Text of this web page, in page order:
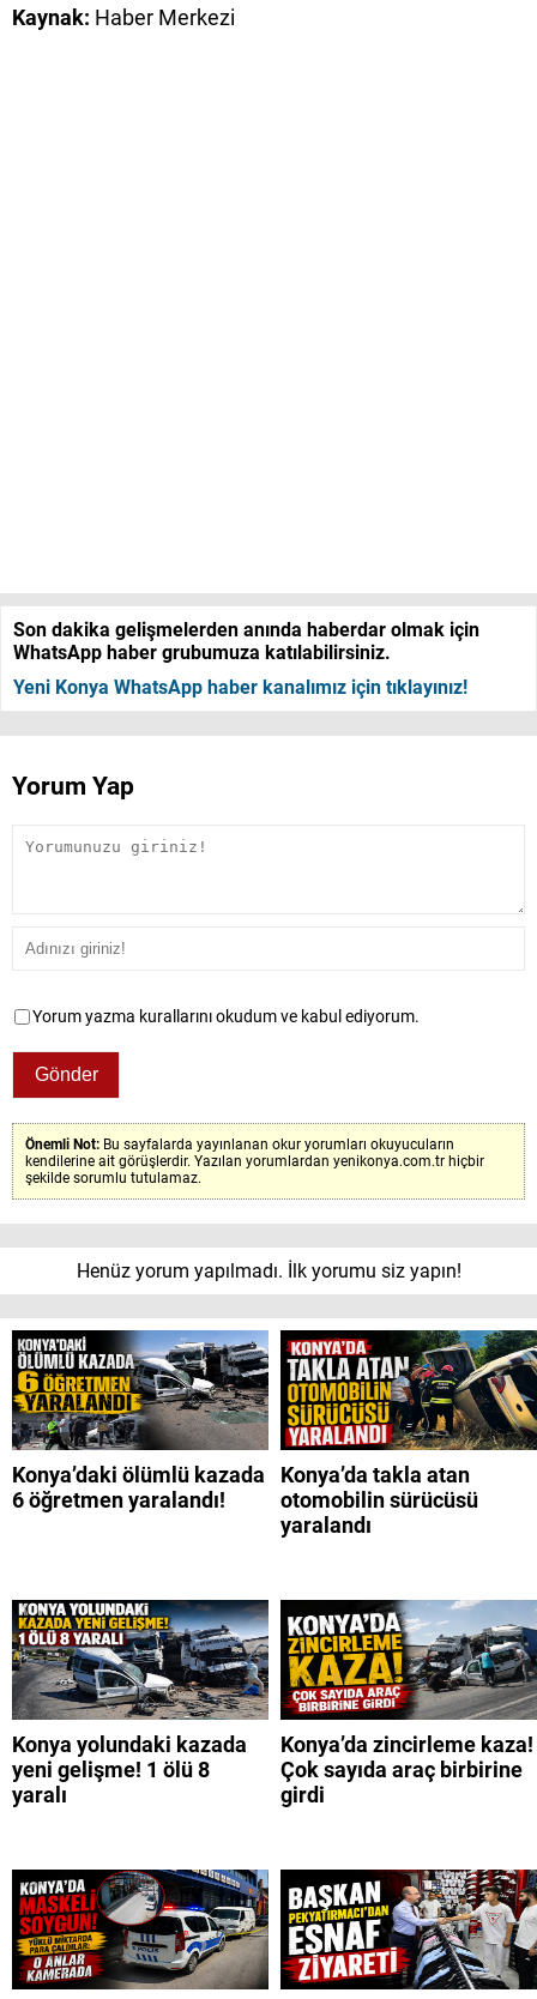
Kaynak: Haber Merkezi
Son dakika gelişmelerden anında haberdar olmak için
WhatsApp haber grubumuza katılabilirsiniz.
Yeni Konya WhatsApp haber kanalımız için tıklayınız!
Yorum Yap
Yorum yazma kurallarını okudum ve kabul ediyorum.
Önemli Not: Bu sayfalarda yayınlanan okur yorumları okuyucuların
kendilerine ait görüşlerdir. Yazılan yorumlardan yenikonya.com.tr hiçbir
şekilde sorumlu tutulamaz.
Henüz yorum yapılmadı. İlk yorumu siz yapın!
Konya’daki ölümlü kazada
6 öğretmen yaralandı!
Konya’da takla atan
otomobilin sürücüsü
yaralandı
Konya yolundaki kazada
yeni gelişme! 1 ölü 8
yaralı
Konya’da zincirleme kaza!
Çok sayıda araç birbirine
girdi